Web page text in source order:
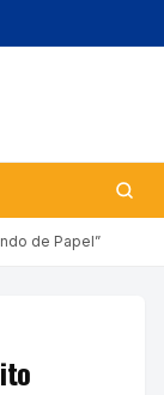
de Papel”